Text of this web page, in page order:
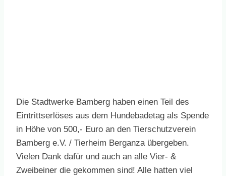
Die Stadtwerke Bamberg haben einen Teil des
Eintrittserlöses aus dem Hundebadetag als Spende
in Höhe von 500,- Euro an den Tierschutzverein
Bamberg e.V. / Tierheim Berganza übergeben.
Vielen Dank dafür und auch an alle Vier- &
Zweibeiner die gekommen sind! Alle hatten viel